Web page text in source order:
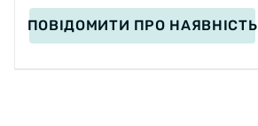
ПОВІДОМИТИ ПРО НАЯВНІСТЬ